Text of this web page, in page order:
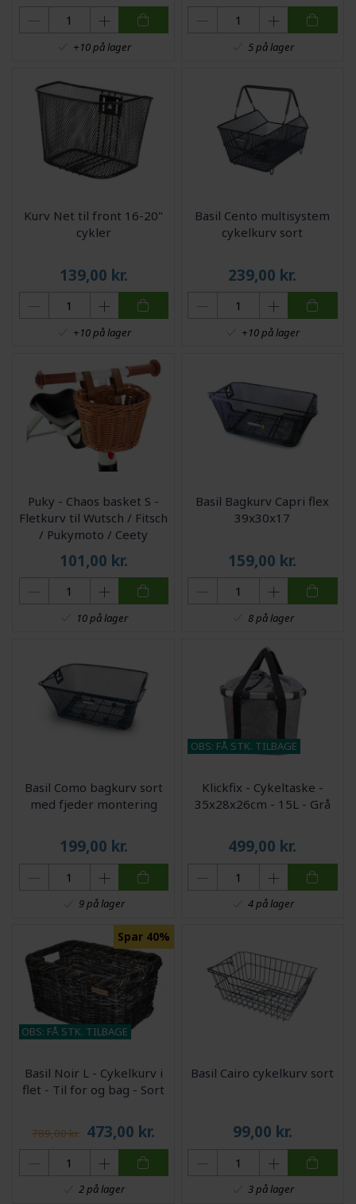
+10 på lager 5 på lager
Kurv Net til front 16-20"
cykler
139,00 kr.
+10 på lager
Basil Cento multisystem
cykelkurv sort
239,00 kr.
+10 på lager
Puky - Chaos basket S -
Fletkurv til Wutsch / Fitsch
/ Pukymoto / Ceety
101,00 kr.
10 på lager
Basil Bagkurv Capri flex
39x30x17
159,00 kr.
8 på lager
Basil Como bagkurv sort
med fjeder montering
199,00 kr.
9 på lager
OBS: FÅ STK. TILBAGE
Klickfix - Cykeltaske -
35x28x26cm - 15L - Grå
499,00 kr.
4 på lager
OBS: FÅ STK. TILBAGE
Spar 40%
Basil Noir L - Cykelkurv i
flet - Til for og bag - Sort
789,00 kr. 473,00 kr.
2 på lager
Basil Cairo cykelkurv sort
99,00 kr.
3 på lager